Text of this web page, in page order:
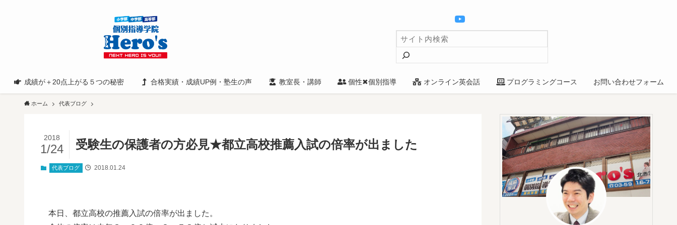
成績が＋20点上がる５つの秘密 合格実績・成績UP例・塾生の声 教室長・講師 個性✖個別指導 オンライン英会話 プログラミングコース お問い合わせフォーム
検
索
ホーム 代表ブログ
受験生の保護者の方必見★都立高校推薦入試の倍率が出ました
2018
1/24
代表ブログ 2018.01.24
本日、都立高校の推薦入試の倍率が出ました。